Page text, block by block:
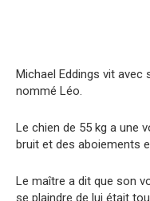
Michael Eddings vit
nommé Léo.
Le chien de 55 kg a une
bruit et des aboiements
Le maître a dit que son